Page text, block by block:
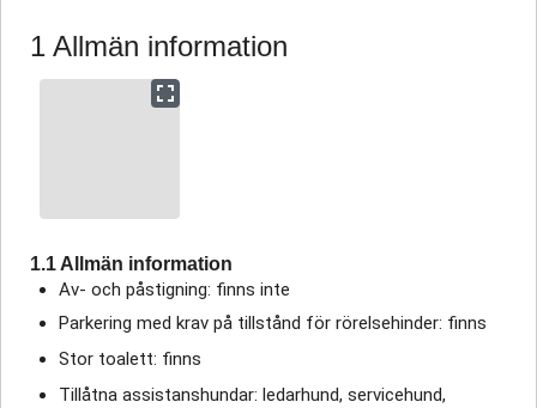
1 Allmän information
1.1 Allmän information
Av- och påstigning: finns inte
Parkering med krav på tillstånd för rörelsehinder: finns
Stor toalett: finns
Tillåtna assistanshundar: ledarhund, servicehund,